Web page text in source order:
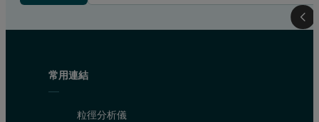
常用連結
粒徑分析儀